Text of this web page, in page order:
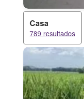
Casa
789 resultados